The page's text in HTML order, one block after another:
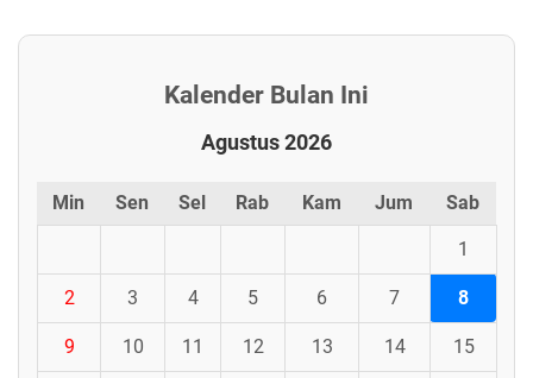
Kalender Bulan Ini
Agustus 2026
Min Sen Sel Rab Kam Jum Sab
1
2 3 4 5 6 7 8
9 10 11 12 13 14 15